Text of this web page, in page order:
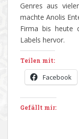
Genres aus
machte Anolis
Firma bis heute
Labels hervor.
Teilen mit:
Facebook
Gefällt mir: